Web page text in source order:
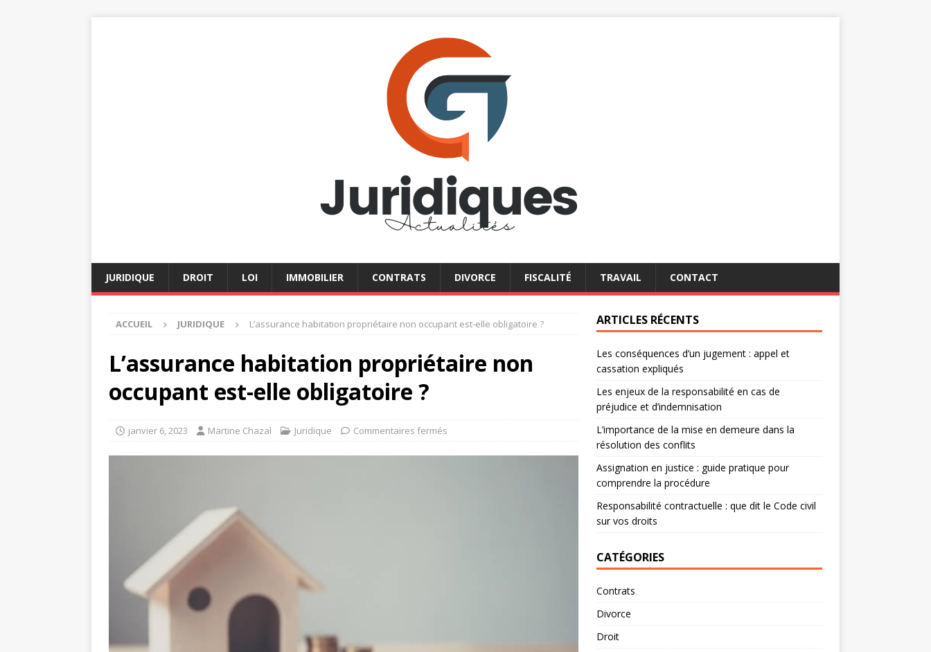
JURIDIQUE DROIT LOI IMMOBILIER CONTRATS DIVORCE FISCALITÉ TRAVAIL CONTACT
ACCUEIL JURIDIQUE L’assurance habitation propriétaire non occupant est-elle obligatoire ?
L’assurance habitation propriétaire non
occupant est-elle obligatoire ?
janvier 6, 2023 Martine Chazal Juridique Commentaires fermés
ARTICLES RÉCENTS
Les conséquences d’un jugement : appel et
cassation expliqués
Les enjeux de la responsabilité en cas de
préjudice et d’indemnisation
L’importance de la mise en demeure dans la
résolution des conflits
Assignation en justice : guide pratique pour
comprendre la procédure
Responsabilité contractuelle : que dit le Code civil
sur vos droits
CATÉGORIES
Contrats
Divorce
Droit